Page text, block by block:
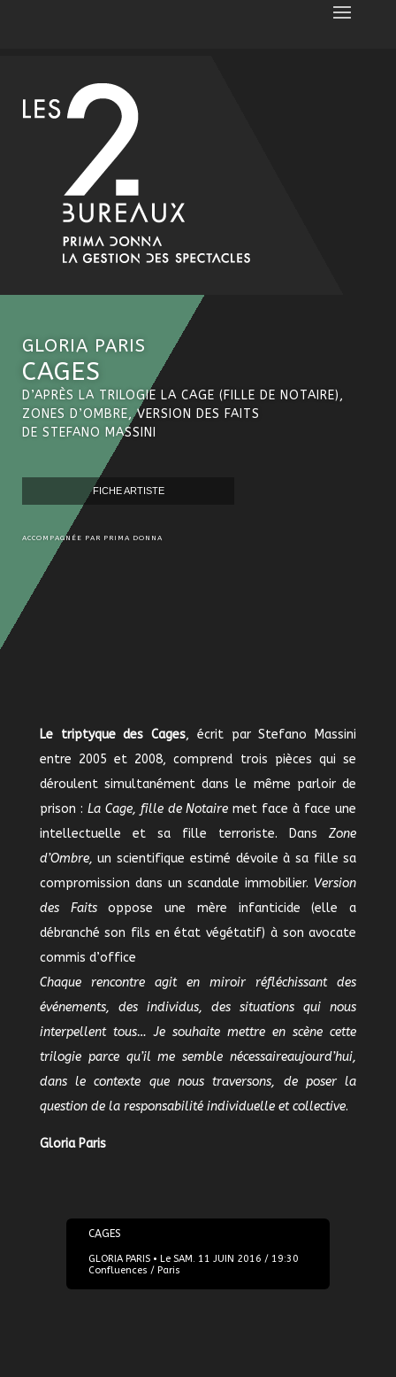
GLORIA PARIS
CAGES
D’APRÈS LA TRILOGIE LA CAGE (FILLE DE NOTAIRE),
ZONES D’OMBRE, VERSION DES FAITS
DE STEFANO MASSINI
FICHE ARTISTE
ACCOMPAGNÉE PAR PRIMA DONNA
Le triptyque des Cages, écrit par Stefano Massini
entre 2005 et 2008, comprend trois pièces qui se
déroulent simultanément dans le même parloir de
prison : La Cage, fille de Notairemet face à face une
intellectuelle et sa fille terroriste. DansZone
d’Ombre,un scientifique estimé dévoile à sa fille sa
compromission dans un scandale immobilier. Version
des Faitsoppose une mère infanticide (elle a
débranché son fils en état végétatif) à son avocate
commis d’office
Chaque rencontre agit en miroir réfléchissant des
événements, des individus, des situations qui nous
interpellent tous… Je souhaite mettre en scène cette
trilogie parce qu’il me semble nécessaireaujourd’hui,
dans le contexte que nous traversons, de poser la
question de la responsabilité individuelle et collective.
Gloria Paris
11/06/2016
CAGES
GLORIA PARIS • Le SAM. 11 JUIN 2016 / 19:30
Confluences / Paris